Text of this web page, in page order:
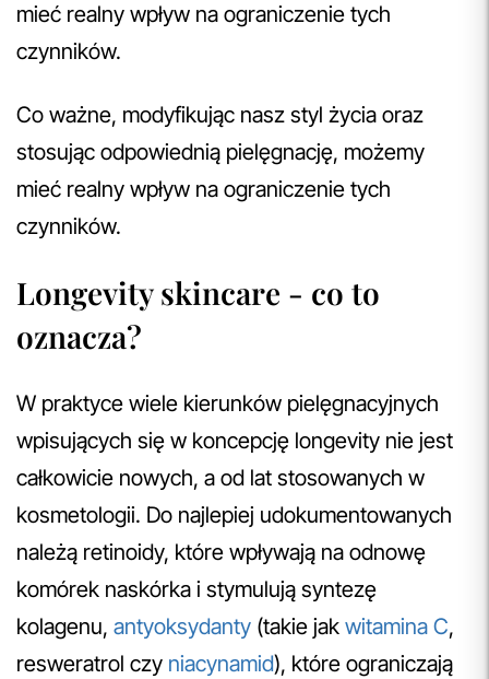
mieć realny wpływ na ograniczenie tych
czynników.
Co ważne, modyfikując nasz styl życia oraz
stosując odpowiednią pielęgnację, możemy
mieć realny wpływ na ograniczenie tych
czynników.
Longevity skincare - co to
oznacza?
W praktyce wiele kierunków pielęgnacyjnych
wpisujących się w koncepcję longevity nie jest
całkowicie nowych, a od lat stosowanych w
kosmetologii. Do najlepiej udokumentowanych
należą retinoidy, które wpływają na odnowę
komórek naskórka i stymulują syntezę
kolagenu, antyoksydanty (takie jak witamina C,
resweratrol czy niacynamid), które ograniczają